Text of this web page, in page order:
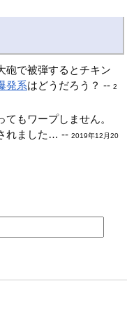
砲で被弾するとチキン
発系はどうだろう？ --2
もワープしません。
れました… --2019年12月20